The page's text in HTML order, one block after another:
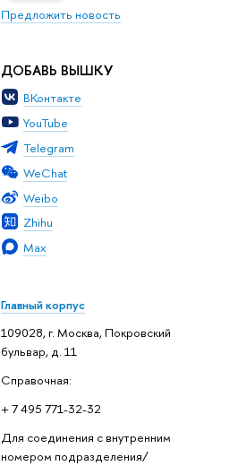
Предложить новость
ДОБАВЬ ВЫШКУ
ВКонтакте
YouTube
Telegram
WeChat
Weibo
Zhihu
Max
Главный корпус
109028, г. Москва, Покровский
бульвар, д. 11
Справочная:
+ 7 495 771-32-32
Для соединения с внутренним
номером подразделения/